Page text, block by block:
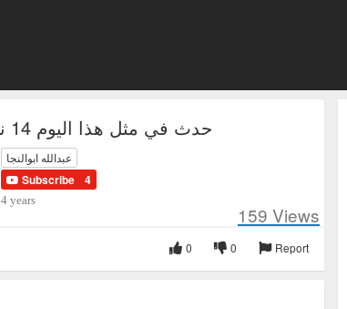
حدث في مثل هذا اليوم 14 نوفمبر
عبدالله ابوالنجا
Subscribe 4
4 years
159 Views
Report
0
0